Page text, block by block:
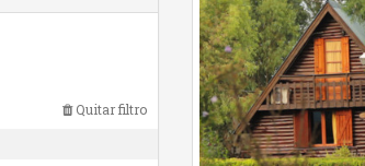
Quitar filtro